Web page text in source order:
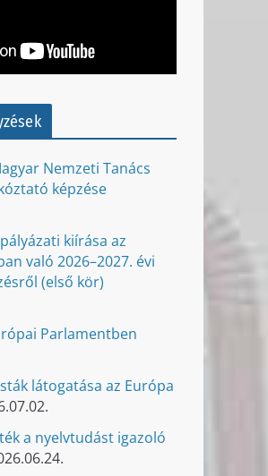
Nemzeti Tanács
képzése
kiírása az
való 2026–2027. évi
(első kör)
Parlamentben
látogatása az Európa
a nyelvtudást igazoló